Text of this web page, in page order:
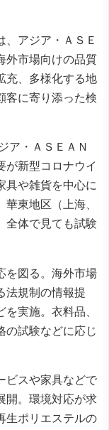
アジア・ＡＳＥ
外市場向けの品質
充、多様化する地
客に寄り添った検
ア・ＡＳＥＡＮ
が新型コロナウイ
具や雑貨を中心に
東地区（上海、
全体で見ても試験
を図る。海外市場
法規制の情報提
実施。衣料品、
の試験などに応じ
ビスや家具などで
開。環境対応が求
生ポリエステルの